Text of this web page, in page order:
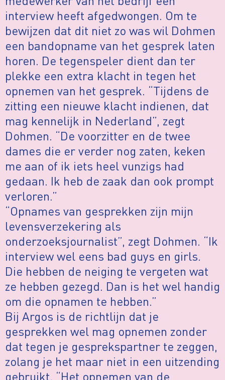
interview heeft afgedwongen. Om te
bewijzen dat dit niet zo was wil Dohmen
een bandopname van het gesprek laten
horen. De tegenspeler dient dan ter
plekke een extra klacht in tegen het
opnemen van het gesprek. “Tijdens de
zitting een nieuwe klacht indienen, dat
mag kennelijk in Nederland”, zegt
Dohmen. “De voorzitter en de twee
dames die er verder nog zaten, keken
me aan of ik iets heel vunzigs had
gedaan. Ik heb de zaak dan ook prompt
verloren.”
“Opnames van gesprekken zijn mijn
levensverzekering als
onderzoeksjournalist”, zegt Dohmen. “Ik
interview wel eens bad guys en girls.
Die hebben de neiging te vergeten wat
ze hebben gezegd. Dan is het wel handig
om die opnamen te hebben.”
Bij Argos is de richtlijn dat je
gesprekken wel mag opnemen zonder
dat tegen je gesprekspartner te zeggen,
zolang je het maar niet in een uitzending
gebruikt. “Het opnemen van de